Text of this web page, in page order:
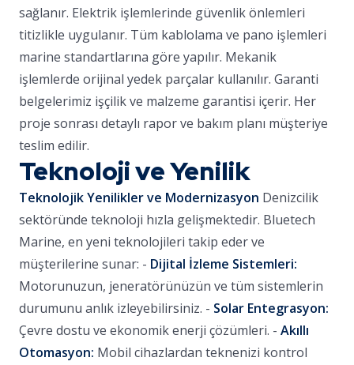
sağlanır. Elektrik işlemlerinde güvenlik önlemleri
titizlikle uygulanır. Tüm kablolama ve pano işlemleri
marine standartlarına göre yapılır. Mekanik
işlemlerde orijinal yedek parçalar kullanılır. Garanti
belgelerimiz işçilik ve malzeme garantisi içerir. Her
proje sonrası detaylı rapor ve bakım planı müşteriye
teslim edilir.
Teknoloji ve Yenilik
Teknolojik Yenilikler ve Modernizasyon Denizcilik
sektöründe teknoloji hızla gelişmektedir. Bluetech
Marine, en yeni teknolojileri takip eder ve
müşterilerine sunar: - Dijital İzleme Sistemleri:
Motorunuzun, jeneratörünüzün ve tüm sistemlerin
durumunu anlık izleyebilirsiniz. - Solar Entegrasyon:
Çevre dostu ve ekonomik enerji çözümleri. - Akıllı
Otomasyon: Mobil cihazlardan teknenizi kontrol